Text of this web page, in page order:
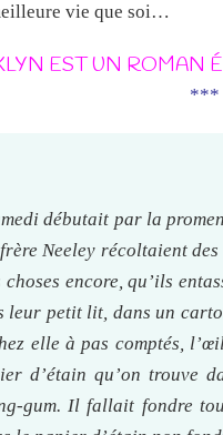
vie que soi…
EST UN ROMAN
***
débutait par la
Neeley récoltaient
choses encore, qu’ils
leur petit lit, dans un
elle à pas comptés,
d’étain qu’on trouve
gum. Il fallait fondre